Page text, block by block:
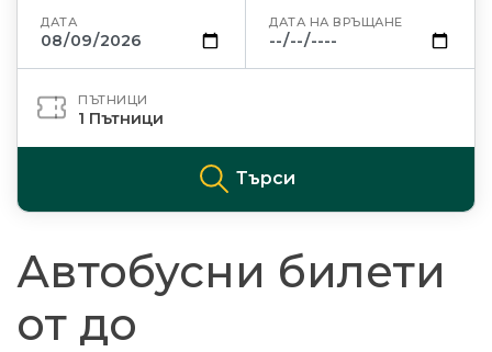
ДАТА ДАТА НА ВРЪЩАНЕ
ПЪТНИЦИ
1 Пътници
Търси
Автобусни билети
от до